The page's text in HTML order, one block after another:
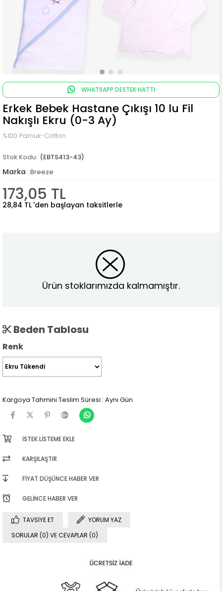
WHATSAPP DESTEK HATTI
Erkek Bebek Hastane Çıkışı 10 lu Fil
Nakışlı Ekru (0-3 Ay)
%100 Pamuk-Cotton
(EBTS413-43)
Marka : Breeze
173,05 TL
28,84 TL 'den başlayan taksitlerle
Ürün stoklarımızda kalmamıştır.
Beden Tablosu
Renk
Kargoya Tahmini Teslim Süresi : Aynı Gün
İSTEK LISTEME EKLE
KARŞILAŞTIR
FIYAT DÜŞÜNCE HABER VER
GELINCE HABER VER
TAVSIYE ET
YORUM YAZ
SORULAR (0) VE CEVAPLAR (0)